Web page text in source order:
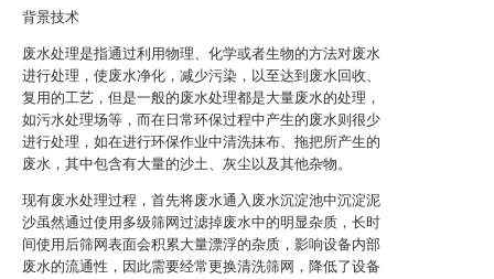
背景技术
废水处理是指通过利用物理、化学或者生物的方法对废水
进行处理，使废水净化，减少污染，以至达到废水回收、
复用的工艺，但是一般的废水处理都是大量废水的处理，
如污水处理场等，而在日常环保过程中产生的废水则很少
进行处理，如在进行环保作业中清洗抹布、拖把所产生的
废水，其中包含有大量的沙土、灰尘以及其他杂物。
现有废水处理过程，首先将废水通入废水沉淀池中沉淀泥
沙虽然通过使用多级筛网过滤掉废水中的明显杂质，长时
间使用后筛网表面会积累大量漂浮的杂质，影响设备内部
废水的流通性，因此需要经常更换清洗筛网，降低了设备